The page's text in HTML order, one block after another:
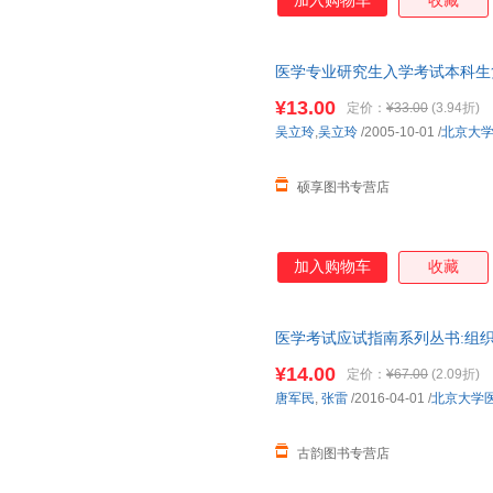
医学专业研究生入学考试本科
单秒杀，欢迎选购！
¥13.00 定价： ¥33.00 (3.94折)
硕享图书专营店
吴立玲,吴立玲 /2005-10-01 /北京大
加入购物车 收藏
医学考试应试指南系列丛书:组
¥14.00 定价： ¥67.00 (2.09折)
古韵图书专营店
唐军民, 张雷 /2016-04-01 /北京大学